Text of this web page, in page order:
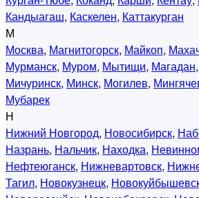
Кандыагаш, Каскелен, Каттакурган
М
Москва, Магнитогорск, Майкоп,
Мурманск, Муром, Мытищи, Магадан,
Мичуринск, Минск, Могилев,
Мубарек
Н
Нижний Новгород, Новосибирск,
Назрань, Нальчик, Находка,
Нефтеюганск, Нижневартовск,
Тагил, Новокузнецк,